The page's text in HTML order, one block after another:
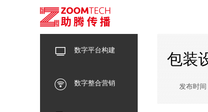
数字平台构建
数字整合营销
包装
发布时间